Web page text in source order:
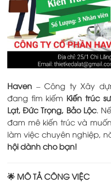
Haven – Công ty Xây
đang tìm kiếm Kiến trúc sư
Lạt, Đức Trọng, Bảo Lộc.
đam mê kiến trúc và
làm việc chuyên nghiệp,
hội dành cho bạn!
🌟 MÔ TẢ CÔNG VIỆC